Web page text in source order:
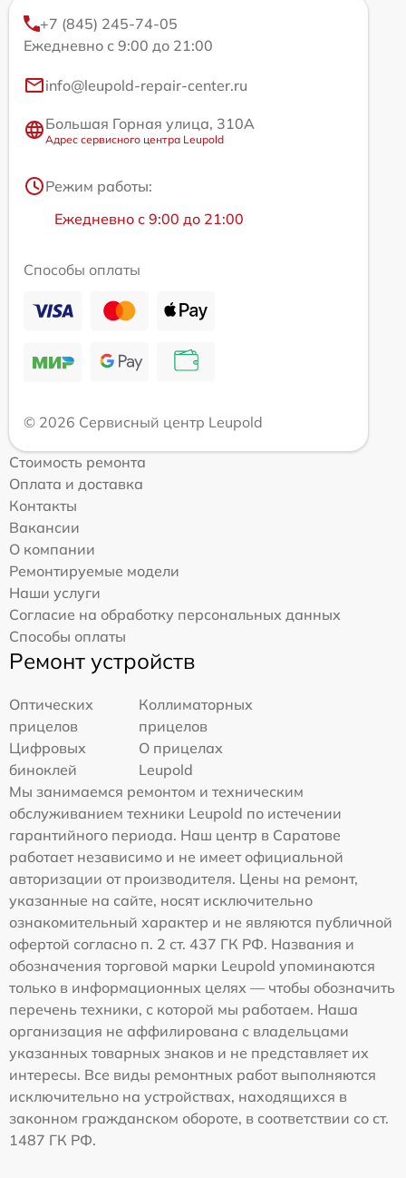
+7 (845) 245-74-05
Ежедневно с 9:00 до 21:00
info@leupold-repair-center.ru
Большая Горная улица, 310А
Адрес сервисного центра Leupold
Режим работы:
Ежедневно с 9:00 до 21:00
Способы оплаты
© 2026 Сервисный центр Leupold
Стоимость ремонта
Оплата и доставка
Контакты
Вакансии
О компании
Ремонтируемые модели
Наши услуги
Согласие на обработку персональных данных
Способы оплаты
Ремонт устройств
Оптических
прицелов
Коллиматорных
прицелов
Цифровых
биноклей
О прицелах
Leupold
Мы занимаемся ремонтом и техническим
обслуживанием техники Leupold по истечении
гарантийного периода. Наш центр в Саратове
работает независимо и не имеет официальной
авторизации от производителя. Цены на ремонт,
указанные на сайте, носят исключительно
ознакомительный характер и не являются публичной
офертой согласно п. 2 ст. 437 ГК РФ. Названия и
обозначения торговой марки Leupold упоминаются
только в информационных целях — чтобы обозначить
перечень техники, с которой мы работаем. Наша
организация не аффилирована с владельцами
указанных товарных знаков и не представляет их
интересы. Все виды ремонтных работ выполняются
исключительно на устройствах, находящихся в
законном гражданском обороте, в соответствии со ст.
1487 ГК РФ.